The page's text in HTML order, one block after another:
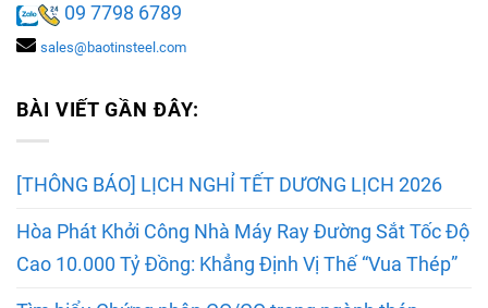
09 7798 6789
sales@baotinsteel.com
BÀI VIẾT GẦN ĐÂY:
[THÔNG BÁO] LỊCH NGHỈ TẾT DƯƠNG LỊCH 2026
Hòa Phát Khởi Công Nhà Máy Ray Đường Sắt Tốc Độ
Cao 10.000 Tỷ Đồng: Khẳng Định Vị Thế “Vua Thép”